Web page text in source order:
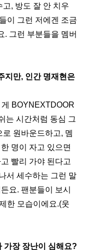
, 방도 잘 안 치우
이 그런 저에겐 조금
. 그런 부분들을 멤버
지만, 인간 명재현은
BOYNEXTDOOR
는 시간처럼 동심 그
원바운드하고, 멤
명이 자고 있으면
빨리 가야 된다고
서 세수하는 그런 말
요. 팬분들이 보시
한 모습이에요.(웃
가장 장난이 심해요?